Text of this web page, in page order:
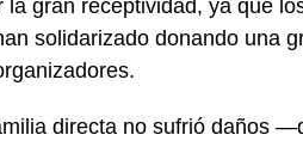
la gran receptividad, ya que
solidarizado donando una
directa no sufrió daños